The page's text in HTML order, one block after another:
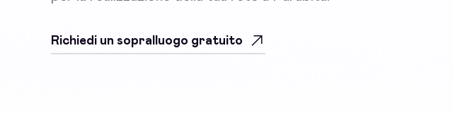
Richiedi un sopralluogo gratuito